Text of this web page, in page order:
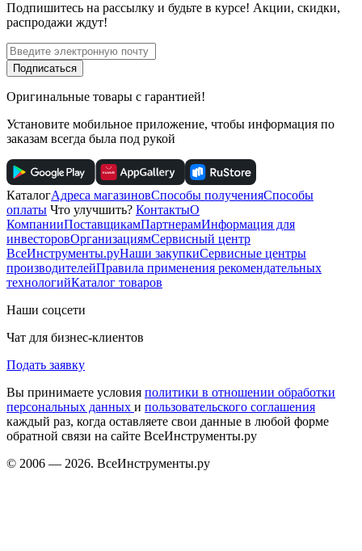
Подпишитесь на рассылку и будьте в курсе! Акции, скидки,
распродажи ждут!
Подписаться
Оригинальные товары с гарантией!
Установите мобильное приложение, чтобы информация по
заказам всегда была под рукой
КаталогАдреса магазиновСпособы полученияСпособы
оплаты Что улучшить? КонтактыО
КомпанииПоставщикамПартнерамИнформация для
инвесторовОрганизациямСервисный центр
ВсеИнструменты.руНаши закупкиСервисные центры
производителейПравила применения рекомендательных
технологийКаталог товаров
Наши соцсети
Чат для бизнес-клиентов
Подать заявку
Вы принимаете условия политики в отношении обработки
персональных данных и пользовательского соглашения
каждый раз, когда оставляете свои данные в любой форме
обратной связи на сайте ВсеИнструменты.ру
© 2006 — 2026. ВсеИнструменты.ру